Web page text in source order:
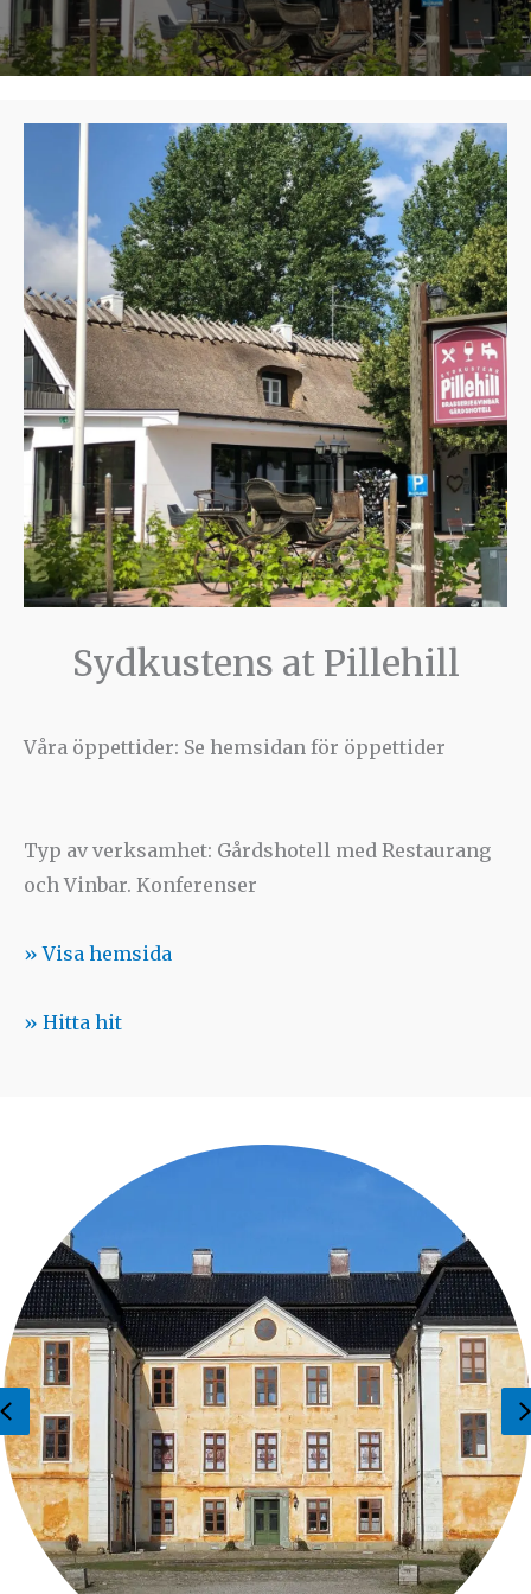
Sydkustens at Pillehill
Våra öppettider: Se hemsidan för öppettider
Typ av verksamhet: Gårdshotell med Restaurang
och Vinbar. Konferenser
» Visa hemsida
» Hitta hit
Previous